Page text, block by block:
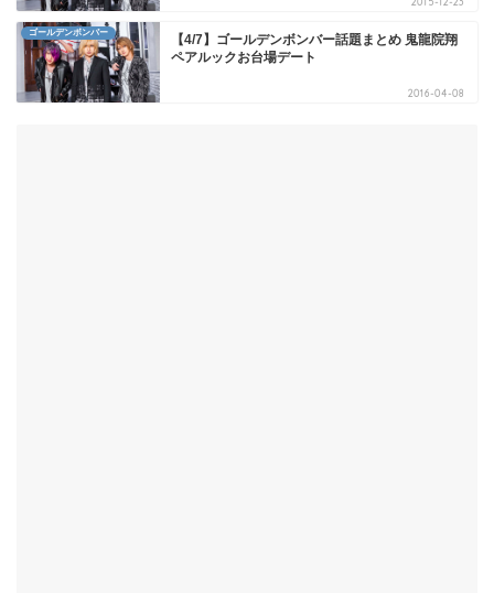
ゴールデンボンバー
【4/7】ゴールデンボンバー話題まとめ 鬼龍院翔
ペアルックお台場デート
2016-04-08